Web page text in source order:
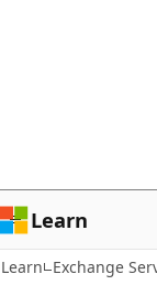
容
Learn
Learn Exchange